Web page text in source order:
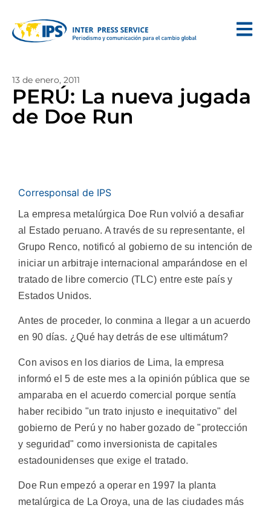
13 de enero, 2011
PERÚ: La nueva jugada
de Doe Run
Corresponsal de IPS
La empresa metalúrgica Doe Run volvió a desafiar
al Estado peruano. A través de su representante, el
Grupo Renco, notificó al gobierno de su intención de
iniciar un arbitraje internacional amparándose en el
tratado de libre comercio (TLC) entre este país y
Estados Unidos.
Antes de proceder, lo conmina a llegar a un acuerdo
en 90 días. ¿Qué hay detrás de ese ultimátum?
Con avisos en los diarios de Lima, la empresa
informó el 5 de este mes a la opinión pública que se
amparaba en el acuerdo comercial porque sentía
haber recibido "un trato injusto e inequitativo" del
gobierno de Perú y no haber gozado de "protección
y seguridad" como inversionista de capitales
estadounidenses que exige el tratado.
Doe Run empezó a operar en 1997 la planta
metalúrgica de La Oroya, una de las ciudades más